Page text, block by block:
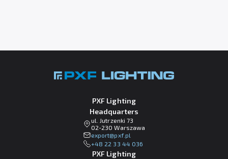
PXF Lighting
Headquarters
ul. Jutrzenki 73
02-230 Warszawa
lp.fxp@tropxe
+48 22 33 44 036
PXF Lighting